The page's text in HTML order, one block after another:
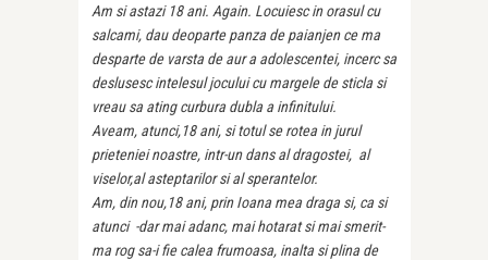
Am si astazi 18 ani. Again. Locuiesc in orasul cu
salcami, dau deoparte panza de paianjen ce ma
desparte de varsta de aur a adolescentei, incerc sa
deslusesc intelesul jocului cu margele de sticla si
vreau sa ating curbura dubla a infinitului.
Aveam, atunci,18 ani, si totul se rotea in jurul
prieteniei noastre, intr-un dans al dragostei, al
viselor,al asteptarilor si al sperantelor.
Am, din nou,18 ani, prin Ioana mea draga si, ca si
atunci -dar mai adanc, mai hotarat si mai smerit-
ma rog sa-i fie calea frumoasa, inalta si plina de